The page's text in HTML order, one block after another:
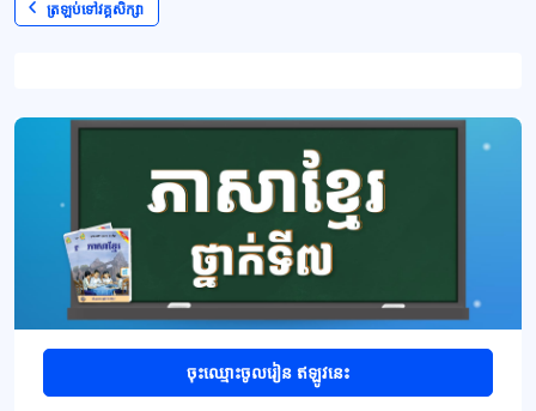
ត្រឡប់ទៅវគ្គសិក្សា
ប្លុក
ចុះឈ្មោះចូលរៀន ឥឡូវនេះ